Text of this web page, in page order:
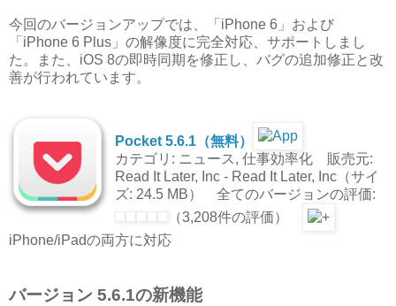
今回のバージョンアップでは、「iPhone 6」および
「iPhone 6 Plus」の解像度に完全対応、サポートしまし
た。また、iOS 8の即時同期を修正し、バグの追加修正と改
善が行われています。
Pocket 5.6.1（無料）
カテゴリ: ニュース, 仕事効率化 販売元:
Read It Later, Inc - Read It Later, Inc（サイ
ズ: 24.5 MB） 全てのバージョンの評価:
（3,208件の評価）
iPhone/iPadの両方に対応
バージョン 5.6.1の新機能